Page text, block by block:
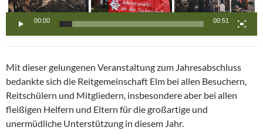
00:00 00:51
Mit dieser gelungenen Veranstaltung zum Jahresabschluss
bedankte sich die Reitgemeinschaft Elm bei allen Besuchern,
Reitschülern und Mitgliedern, insbesondere aber bei allen
fleißigen Helfern und Eltern für die großartige und
unermüdliche Unterstützung in diesem Jahr.